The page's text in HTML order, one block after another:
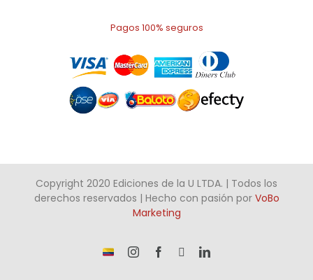
Pagos 100% seguros
Copyright 2020 Ediciones de la U LTDA. | Todos los
derechos reservados | Hecho con pasión por VoBo
Marketing
¡Somos InstagramFacebook LinkedIn